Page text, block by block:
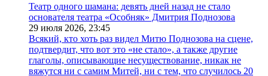
Театр одного шамана: девять дней назад не стало
основателя театра «Особняк» Дмитрия Поднозова
29 июля 2026, 23:45
Всякий, кто хоть раз видел Митю Поднозова на сцене,
подтвердит, что вот это «не стало», а также другие
глаголы, описывающие несуществование, никак не
вяжутся ни с самим Митей, ни с тем, что случилось 20